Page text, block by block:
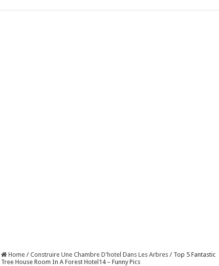
Home / Construire Une Chambre D'hotel Dans Les Arbres / Top 5 Fantastic
Tree House Room In A Forest Hotel14 – Funny Pics